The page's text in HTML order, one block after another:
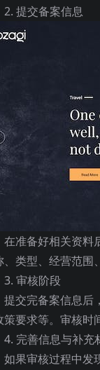
2. 提交备案信息
在准备好相关资料
、类型、经营范围
3. 审核阶段
提交完备案信息后
策要求等。审核时
4. 完善信息与补充
如果审核过程中发